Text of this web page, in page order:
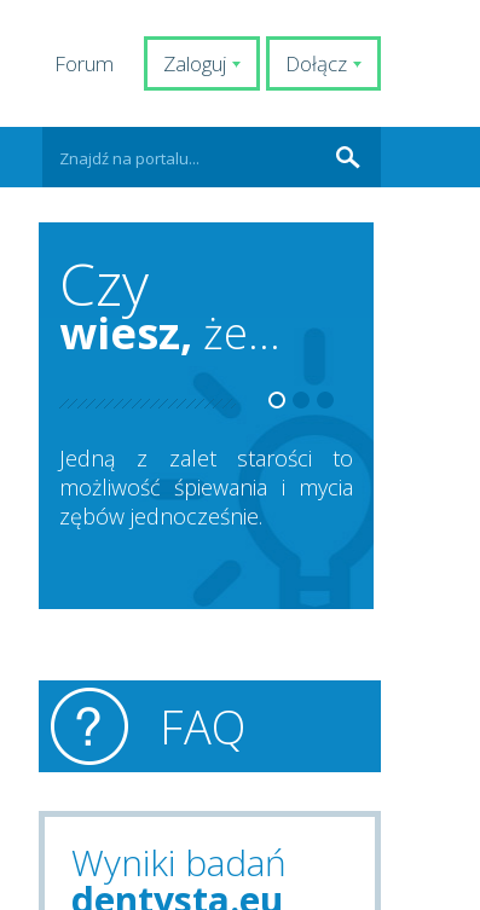
Dołącz
Zaloguj
Forum
Czy
wiesz, że...
Jedną z zalet starości to
możliwość śpiewania i mycia
zębów jednocześnie.
FAQ
Wyniki badań
dentysta.eu